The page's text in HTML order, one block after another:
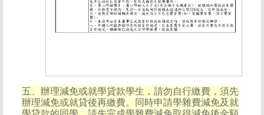
五、辦理減免或就學貸款學生，請勿自行繳費，須先
辦理減免或就貸後再繳費。同時申請學雜費減免及就